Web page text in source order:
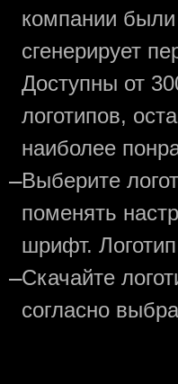
компании
сгенерирует
Доступны от
логотипов,
наиболее
—Выберите
поменять
шрифт.
—Скачайте
согласно